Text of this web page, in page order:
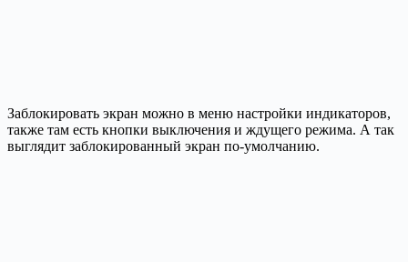
Заблокировать экран можно в меню настройки индикаторов,
также там есть кнопки выключения и ждущего режима. А так
выглядит заблокированный экран по-умолчанию.